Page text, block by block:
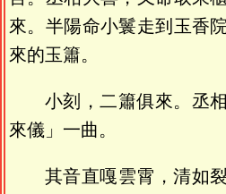
來。半陽命小鬟走到玉香
來的玉簫。
小刻，二簫俱來。丞
來儀」一曲。
其音直嘎雲霄，清如